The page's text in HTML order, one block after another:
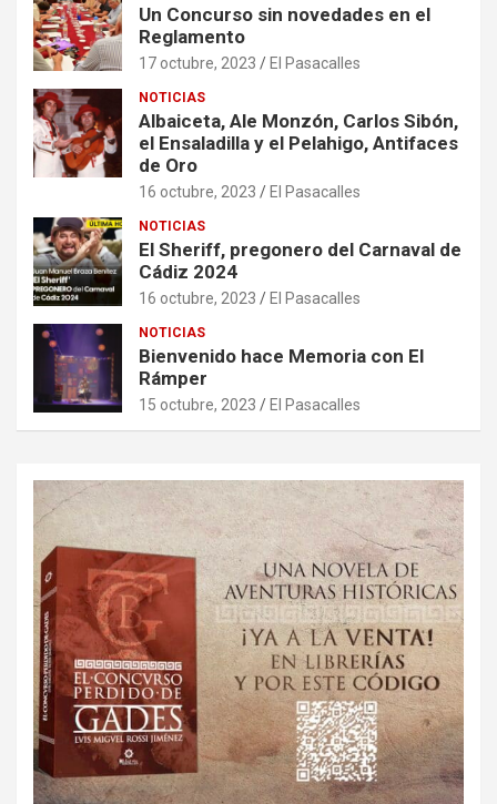
Un Concurso sin novedades en el
Reglamento
17 octubre, 2023 El Pasacalles
NOTICIAS
Albaiceta, Ale Monzón, Carlos Sibón,
el Ensaladilla y el Pelahigo, Antifaces
de Oro
16 octubre, 2023 El Pasacalles
NOTICIAS
El Sheriff, pregonero del Carnaval de
Cádiz 2024
16 octubre, 2023 El Pasacalles
NOTICIAS
Bienvenido hace Memoria con El
Rámper
15 octubre, 2023 El Pasacalles